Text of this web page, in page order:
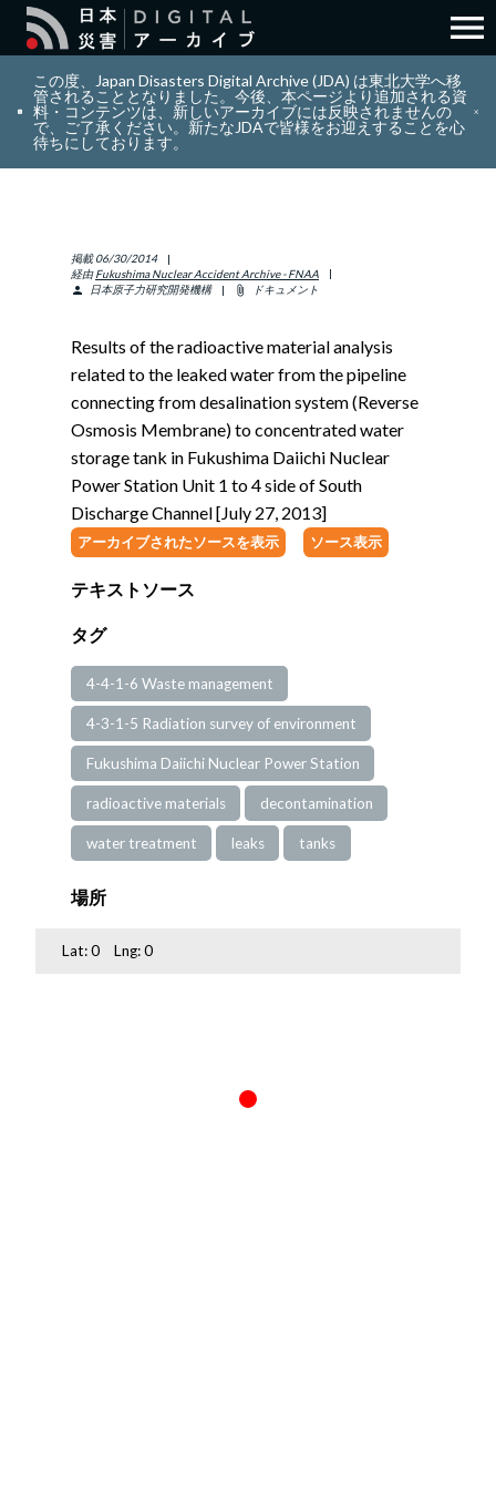
search 検索
layers コレクション
info_outline リソース
ENGLISH 日本語
サインイン
menu
この度、Japan Disasters Digital Archive (JDA) は東北大学へ移
管されることとなりました。今後、本ページより追加される資
料・コンテンツは、新しいアーカイブには反映されませんの
で、ご了承ください。新たなJDAで皆様をお迎えすることを心
待ちにしております。
掲載 06/30/2014
経由 Fukushima Nuclear Accident Archive - FNAA
person
日本原子力研究開発機構 attach_file ドキュメント
Results of the radioactive material analysis
related to the leaked water from the pipeline
connecting from desalination system (Reverse
Osmosis Membrane) to concentrated water
storage tank in Fukushima Daiichi Nuclear
Power Station Unit 1 to 4 side of South
Discharge Channel [July 27, 2013]
アーカイブされたソースを表示 ソース表示
テキストソース
タグ
4-4-1-6 Waste management
4-3-1-5 Radiation survey of environment
Fukushima Daiichi Nuclear Power Station
radioactive materials decontamination
water treatment leaks tanks
場所
Lat:0 Lng:0